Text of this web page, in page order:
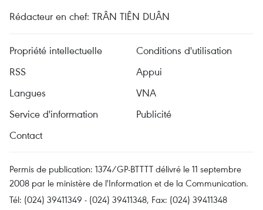
Rédacteur en chef: TRÂN TIÊN DUÂN
Propriété intellectuelle
Conditions d'utilisation
RSS
Appui
Langues
VNA
Service d'information
Publicité
Contact
Permis de publication: 1374/GP-BTTTT délivré le 11 septembre
2008 par le ministère de l'Information et de la Communication.
Tél: (024) 39411349 - (024) 39411348, Fax: (024) 39411348